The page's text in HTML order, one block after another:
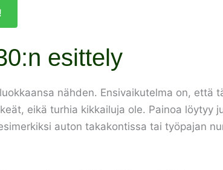
esittely
nähden. Ensivaikutelma on, että
eikä turhia kikkailuja ole. Painoa löytyy
auton takakontissa tai työpajan